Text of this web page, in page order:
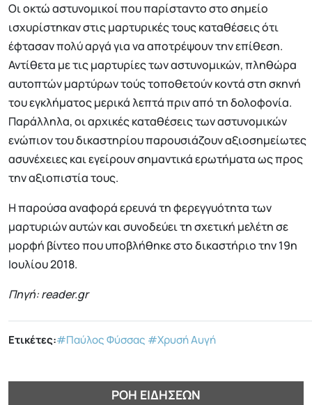
Οι οκτώ αστυνομικοί που παρίσταντο στο σημείο
ισχυρίστηκαν στις μαρτυρικές τους καταθέσεις ότι
έφτασαν πολύ αργά για να αποτρέψουν την επίθεση.
Αντίθετα με τις μαρτυρίες των αστυνομικών, πληθώρα
αυτοπτών μαρτύρων τούς τοποθετούν κοντά στη σκηνή
του εγκλήματος μερικά λεπτά πριν από τη δολοφονία.
Παράλληλα, οι αρχικές καταθέσεις των αστυνομικών
ενώπιον του δικαστηρίου παρουσιάζουν αξιοσημείωτες
ασυνέχειες και εγείρουν σημαντικά ερωτήματα ως προς
την αξιοπιστία τους.
Η παρούσα αναφορά ερευνά τη φερεγγυότητα των
μαρτυριών αυτών και συνοδεύει τη σχετική μελέτη σε
μορφή βίντεο που υποβλήθηκε στο δικαστήριο την 19η
Ιουλίου 2018.
Πηγή: reader.gr
Ετικέτες:#Παύλος Φύσσας #Χρυσή Αυγή
ΡΟΉ ΕΙΔΉΣΕΩΝ